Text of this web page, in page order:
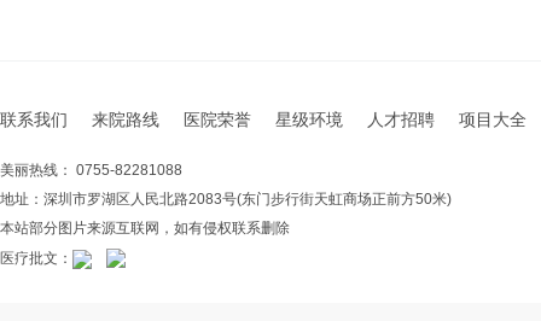
联系我们 来院路线 医院荣誉 星级环境 人才招聘 项目大全
美丽热线： 0755-82281088
地址：深圳市罗湖区人民北路2083号(东门步行街天虹商场正前方50米)
本站部分图片来源互联网，如有侵权联系删除
医疗批文：